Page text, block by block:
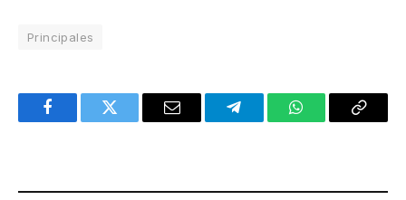
Principales
FacebookTwitter Email TelegramWhatsAppCopy